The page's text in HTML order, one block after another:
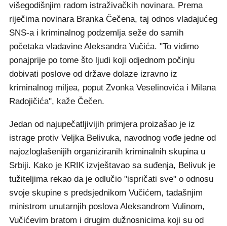
višegodišnjim radom istraživačkih novinara. Prema
riječima novinara Branka Čečena, taj odnos vladajućeg
SNS-a i kriminalnog podzemlja seže do samih
početaka vladavine Aleksandra Vučića. "To vidimo
ponajprije po tome što ljudi koji odjednom počinju
dobivati poslove od države dolaze izravno iz
kriminalnog miljea, poput Zvonka Veselinovića i Milana
Radojičića", kaže Čečen.
Jedan od najupečatljivijih primjera proizašao je iz
istrage protiv Veljka Belivuka, navodnog vođe jedne od
najozloglašenijih organiziranih kriminalnih skupina u
Srbiji. Kako je KRIK izvještavao sa suđenja, Belivuk je
tužiteljima rekao da je odlučio "ispričati sve" o odnosu
svoje skupine s predsjednikom Vučićem, tadašnjim
ministrom unutarnjih poslova Aleksandrom Vulinom,
Vučićevim bratom i drugim dužnosnicima koji su od